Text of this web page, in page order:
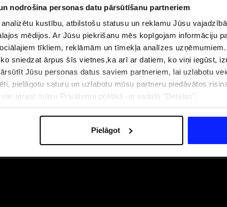
nodrošina personas datu pārsūtīšanu partneriem
kustību, atbilstošu statusu un reklamu Jūsu
mēdijos. Ar Jūsu piekrišanu mēs kopīgojam informāciju
tīkliem, reklāmām un tīmekļa analīzes
sniedzat ārpus šīs vietnes,ka arī ar datiem, ko viņi iegūst,
Jūsu personas datus saviem partneriem, lai uzlabotu
pielāgotu saturu un uzlabotu mūsu partneru piedāvātos
atrast mūsu Privātuma politikā un sadaļā "Detaļas".
Pielāgot
pie ūdens jābūt
+ SPF
Jaunā 4F tenisa un padela kolekcija.
Sportiska funkcionalitāte satiekas ar
mūsdienīgu stilu
VEIKALU ADRESES B2B 4F TEAM LOJALITĀTES